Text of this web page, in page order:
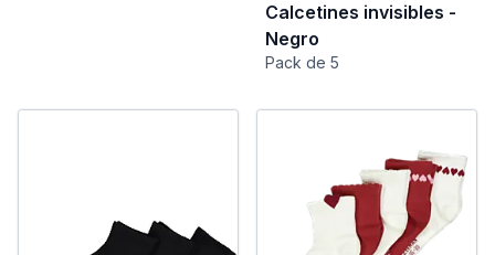
Calcetines invisibles -
Negro
Pack de 5